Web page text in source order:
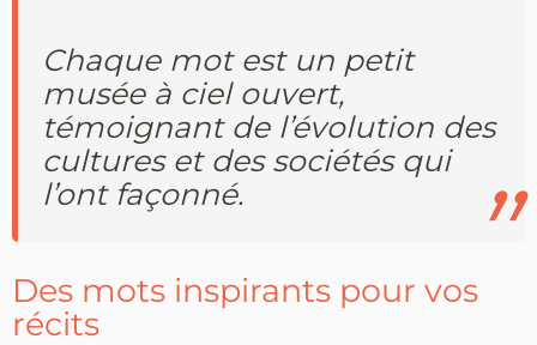
Chaque mot est un petit
musée à ciel ouvert,
témoignant de l’évolution des
cultures et des sociétés qui
l’ont façonné.
Des mots inspirants pour vos
récits